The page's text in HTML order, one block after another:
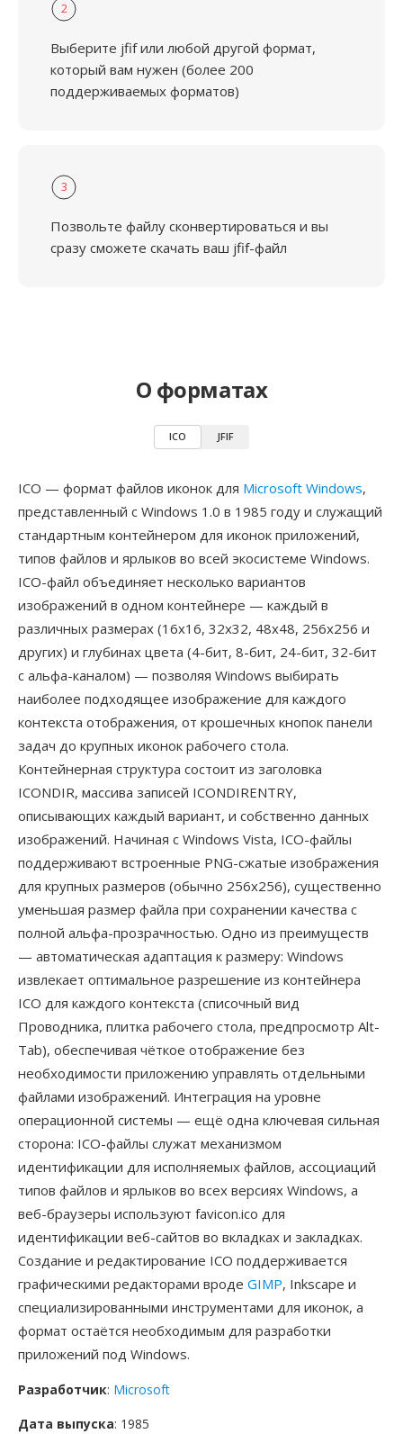
2
Выберите jfif или любой другой формат,
который вам нужен (более 200
поддерживаемых форматов)
3
Позвольте файлу сконвертироваться и вы
сразу сможете скачать ваш jfif-файл
О форматах
ICO JFIF
ICO — формат файлов иконок для Microsoft Windows,
представленный с Windows 1.0 в 1985 году и служащий
стандартным контейнером для иконок приложений,
типов файлов и ярлыков во всей экосистеме Windows.
ICO-файл объединяет несколько вариантов
изображений в одном контейнере — каждый в
различных размерах (16x16, 32x32, 48x48, 256x256 и
других) и глубинах цвета (4-бит, 8-бит, 24-бит, 32-бит
с альфа-каналом) — позволяя Windows выбирать
наиболее подходящее изображение для каждого
контекста отображения, от крошечных кнопок панели
задач до крупных иконок рабочего стола.
Контейнерная структура состоит из заголовка
ICONDIR, массива записей ICONDIRENTRY,
описывающих каждый вариант, и собственно данных
изображений. Начиная с Windows Vista, ICO-файлы
поддерживают встроенные PNG-сжатые изображения
для крупных размеров (обычно 256x256), существенно
уменьшая размер файла при сохранении качества с
полной альфа-прозрачностью. Одно из преимуществ
— автоматическая адаптация к размеру: Windows
извлекает оптимальное разрешение из контейнера
ICO для каждого контекста (списочный вид
Проводника, плитка рабочего стола, предпросмотр Alt-
Tab), обеспечивая чёткое отображение без
необходимости приложению управлять отдельными
файлами изображений. Интеграция на уровне
операционной системы — ещё одна ключевая сильная
сторона: ICO-файлы служат механизмом
идентификации для исполняемых файлов, ассоциаций
типов файлов и ярлыков во всех версиях Windows, а
веб-браузеры используют favicon.ico для
идентификации веб-сайтов во вкладках и закладках.
Создание и редактирование ICO поддерживается
графическими редакторами вроде GIMP, Inkscape и
специализированными инструментами для иконок, а
формат остаётся необходимым для разработки
приложений под Windows.
Разработчик: Microsoft
Дата выпуска: 1985